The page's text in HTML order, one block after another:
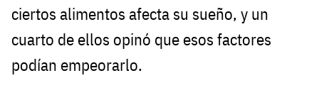
ciertos alimentos afecta su sueño, y un
cuarto de ellos opinó que esos factores
podían empeorarlo.